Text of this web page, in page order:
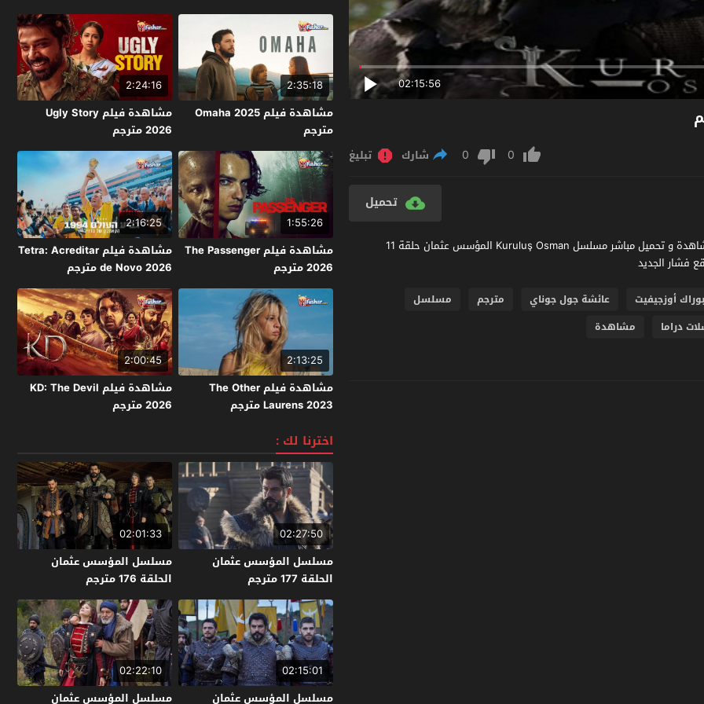
02:15:56
0
0 شارك تبليغ
تحميل
مشاهدة مسلسل المؤسس عثمان الحلقة 11 مترجم عربي اون لاين مشاهدة و تحميل مباشر مسلسل Kuruluş Osman المؤسس عثمان حلقة 11
بوراك أوزجيفيت عائشة جول جوناي مترجم
مسلسل
دراما مشاهدة
2:35:18
مشاهدة فيلم Omaha 2025
مترجم
2:24:16
مشاهدة فيلم Ugly Story
2026 مترجم
1:55:26
مشاهدة فيلم The Passenger
2026 مترجم
2:16:25
مشاهدة فيلم Tetra: Acreditar
de Novo 2026 مترجم
2:13:25
مشاهدة فيلم The Other
Laurens 2023 مترجم
2:00:45
مشاهدة فيلم KD: The Devil
2026 مترجم
اخترنا لك :
02:27:50
مسلسل المؤسس عثمان
الحلقة 177 مترجم
02:01:33
مسلسل المؤسس عثمان
الحلقة 176 مترجم
02:15:01
مسلسل المؤسس عثمان
02:22:10
مسلسل المؤسس عثمان